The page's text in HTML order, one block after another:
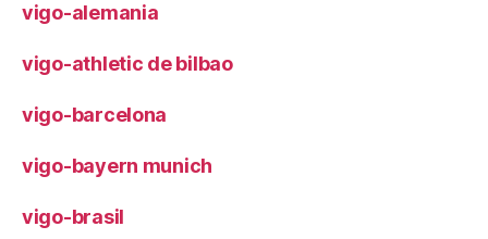
vigo-alemania
vigo-athletic de bilbao
vigo-barcelona
vigo-bayern munich
vigo-brasil